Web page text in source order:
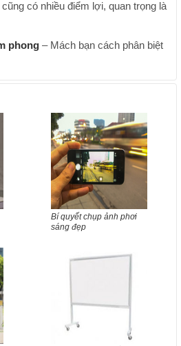
có nhiều điểm lợi, quan trọng là
phong – Mách bạn cách phân biệt
Bí quyết chụp ảnh phơi
sáng đẹp